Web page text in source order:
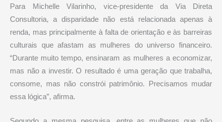
Para Michelle Vilarinho, vice-presidente da Via Direta
Consultoria, a disparidade não está relacionada apenas à
renda, mas principalmente à falta de orientação e às barreiras
culturais que afastam as mulheres do universo financeiro.
“Durante muito tempo, ensinaram as mulheres a economizar,
mas não a investir. O resultado é uma geração que trabalha,
consome, mas não constrói patrimônio. Precisamos mudar
essa lógica”, afirma.